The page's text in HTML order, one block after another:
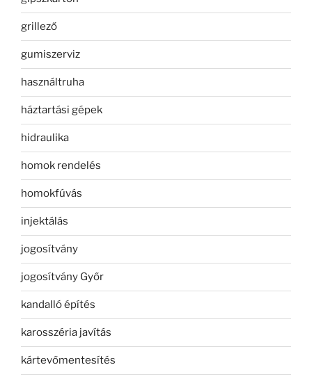
grillező
gumiszerviz
használtruha
háztartási gépek
hidraulika
homok rendelés
homokfúvás
injektálás
jogosítvány
jogosítvány Győr
kandalló építés
karosszéria javítás
kártevőmentesítés